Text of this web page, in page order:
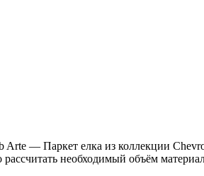
— Паркет елка из коллекции
необходимый объём